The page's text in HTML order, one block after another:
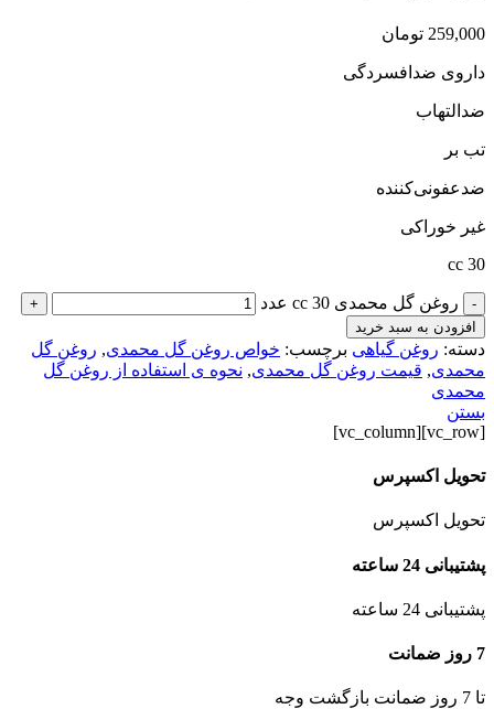
259,000 تومان
داروی ضدافسردگی
ضدالتهاب
تب بر
ضدعفونی‌کننده
غیر خوراکی
30 cc
- روغن گل محمدی 30 cc عدد
+
افزودن به سبد خرید
دسته: روغن گیاهی برچسب: خواص روغن گل محمدی, روغن گل
محمدی, قیمت روغن گل محمدی, نحوه ی استفاده از روغن گل
محمدی
بستن
[vc_row][vc_column]
تحویل اکسپرس
تحویل اکسپرس
پشتیبانی 24 ساعته
پشتیبانی 24 ساعته
7 روز ضمانت
تا 7 روز ضمانت بازگشت وجه